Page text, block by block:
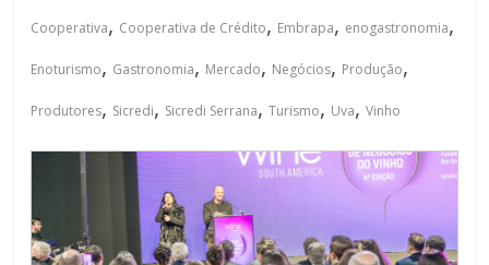
Cooperativa, Cooperativa de Crédito, Embrapa, enogastronomia,
Enoturismo, Gastronomia, Mercado, Negócios, Produção,
Produtores, Sicredi, Sicredi Serrana,Turismo, Uva,Vinho